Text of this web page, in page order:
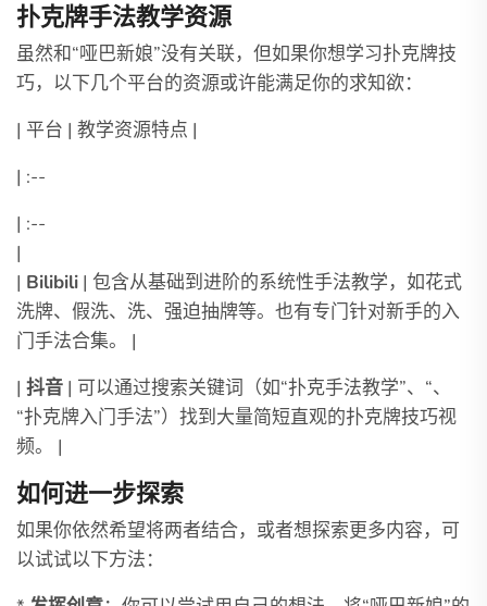
扑克牌手法教学资源
虽然和“哑巴新娘”没有关联，但如果你想学习扑克牌技
巧，以下几个平台的资源或许能满足你的求知欲：
| 平台 | 教学资源特点 |
| :--
| :--
|
| Bilibili | 包含从基础到进阶的系统性手法教学，如花式
洗牌、假洗、洗、强迫抽牌等。也有专门针对新手的入
门手法合集。 |
| 抖音 | 可以通过搜索关键词（如“扑克手法教学”、“、
“扑克牌入门手法”）找到大量简短直观的扑克牌技巧视
频。 |
如何进一步探索
如果你依然希望将两者结合，或者想探索更多内容，可
以试试以下方法：